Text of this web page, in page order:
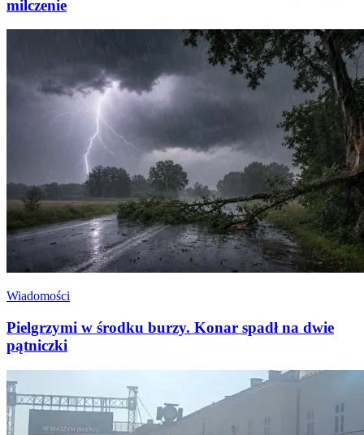
milczenie
Wiadomości
Pielgrzymi w środku burzy. Konar spadł na dwie
pątniczki